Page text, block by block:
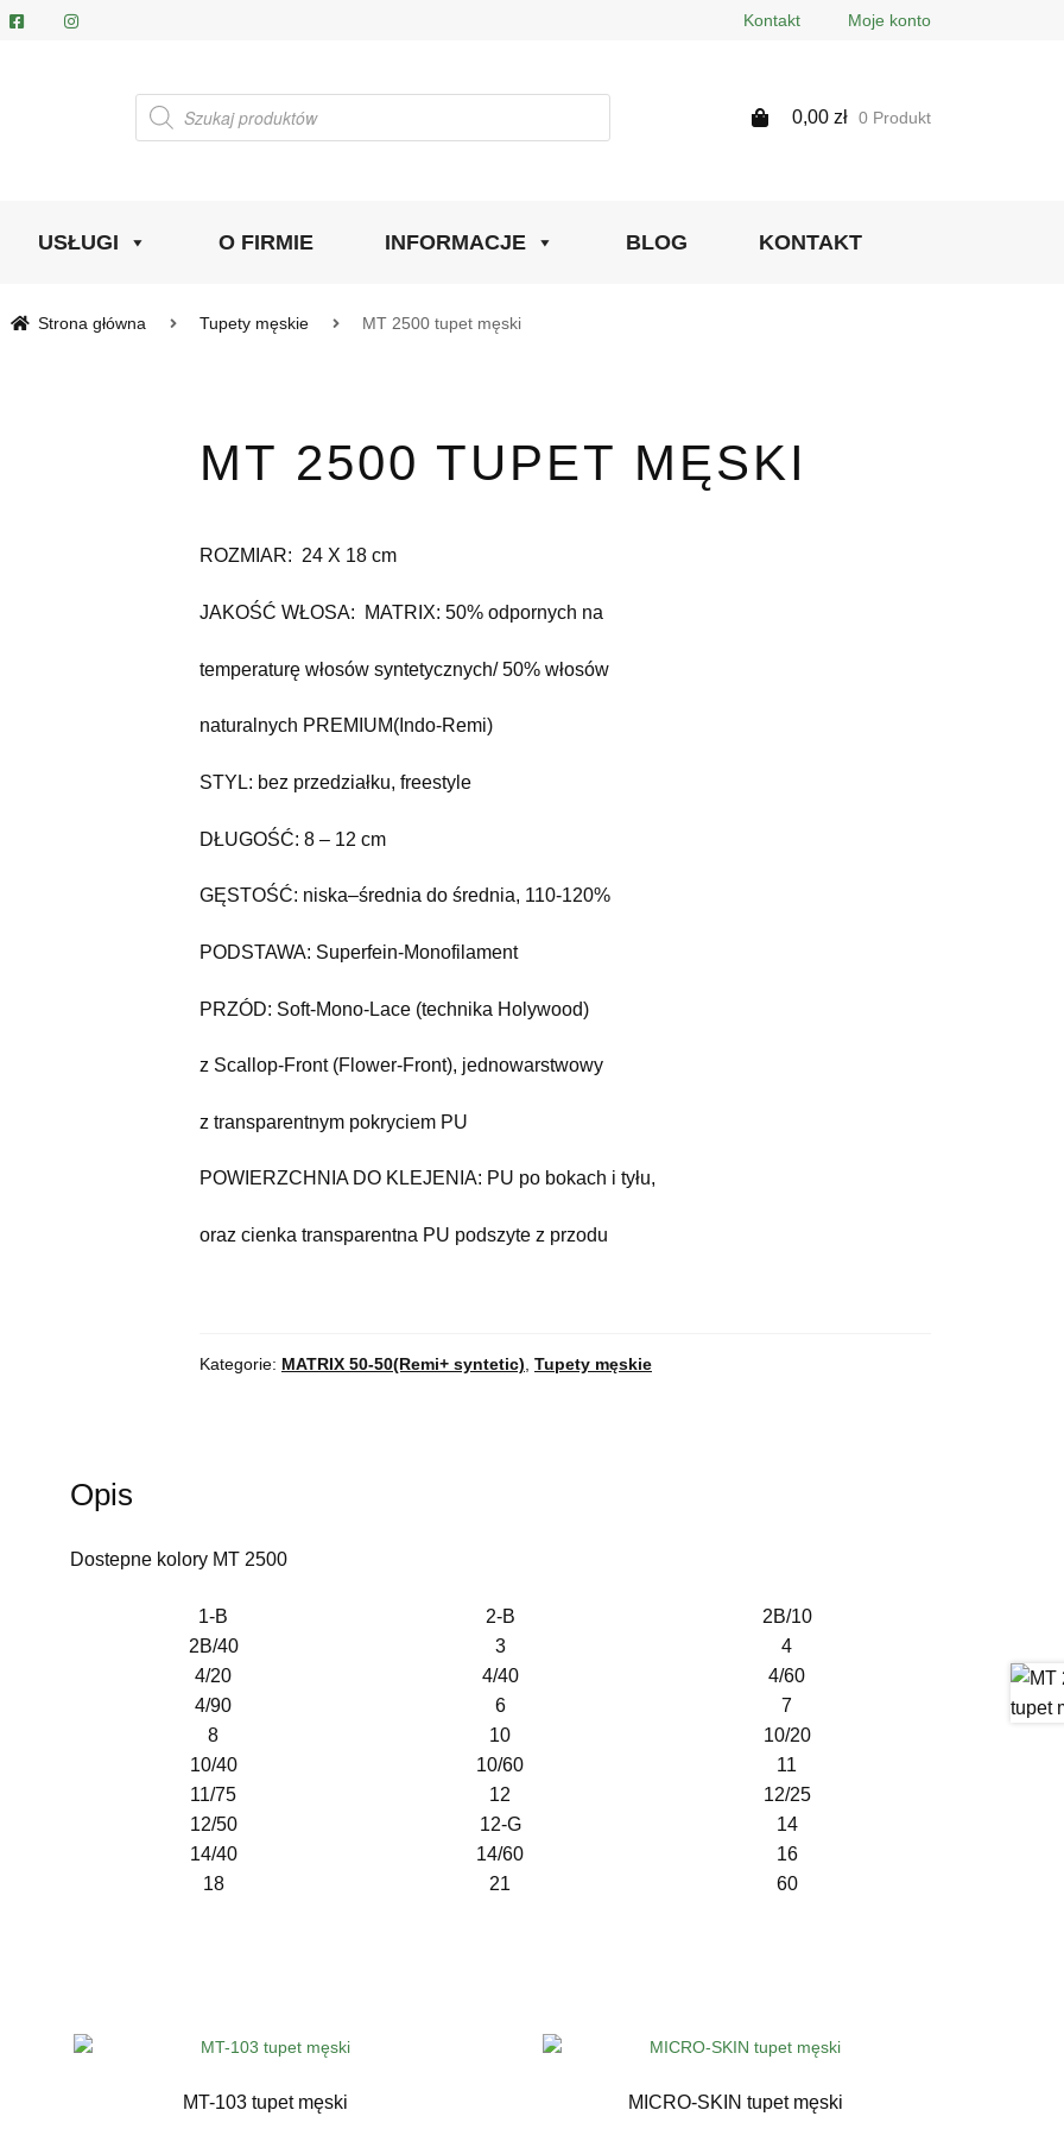
Kontakt Moje konto
Wyszukiwarka
produktów
0,00 zł 0 Produkt
USŁUGI O FIRMIE INFORMACJE BLOG KONTAKT
Strona główna Tupety męskie MT 2500 tupet męski
MT 2500 TUPET MĘSKI
ROZMIAR: 24 X 18 cm
JAKOŚĆ WŁOSA: MATRIX: 50% odpornych na
temperaturę włosów syntetycznych/ 50% włosów
naturalnych PREMIUM(Indo-Remi)
STYL: bez przedziałku, freestyle
DŁUGOŚĆ: 8 – 12 cm
GĘSTOŚĆ: niska–średnia do średnia, 110-120%
PODSTAWA: Superfein-Monofilament
PRZÓD: Soft-Mono-Lace (technika Holywood)
z Scallop-Front (Flower-Front), jednowarstwowy
z transparentnym pokryciem PU
POWIERZCHNIA DO KLEJENIA: PU po bokach i tyłu,
oraz cienka transparentna PU podszyte z przodu
Kategorie: MATRIX 50-50(Remi+ syntetic), Tupety męskie
Opis
Dostepne kolory MT 2500
1-B 2-B
2B/10
2B/40
3
4
4/20
4/40
4/60
4/90
6
7
8
10
10/20
10/40
10/60
11
11/75
12
12/25
12/50
12-G
14
14/40
14/60
16
18
21 60
MT-103 tupet męski MICRO-SKIN tupet męski